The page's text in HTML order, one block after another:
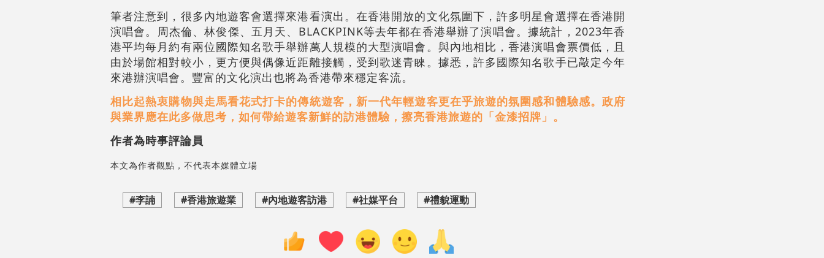
筆者注意到，很多內地遊客會選擇來港看演出。在香港開放的文化氛圍下，許多明星會選擇在香港開
演唱會。周杰倫、林俊傑、五月天、BLACKPINK等去年都在香港舉辦了演唱會。據統計，2023年香
港平均每月約有兩位國際知名歌手舉辦萬人規模的大型演唱會。與內地相比，香港演唱會票價低，且
由於場館相對較小，更方便與偶像近距離接觸，受到歌迷青睞。據悉，許多國際知名歌手已敲定今年
來港辦演唱會。豐富的文化演出也將為香港帶來穩定客流。
相比起熱衷購物與走馬看花式打卡的傳統遊客，新一代年輕遊客更在乎旅遊的氛圍感和體驗感。政府
與業界應在此多做思考，如何帶給遊客新鮮的訪港體驗，擦亮香港旅遊的「金漆招牌」。
作者為時事評論員
本文為作者觀點，不代表本媒體立場
#李諵 #香港旅遊業 #內地遊客訪港 #社媒平台 #禮貌運動